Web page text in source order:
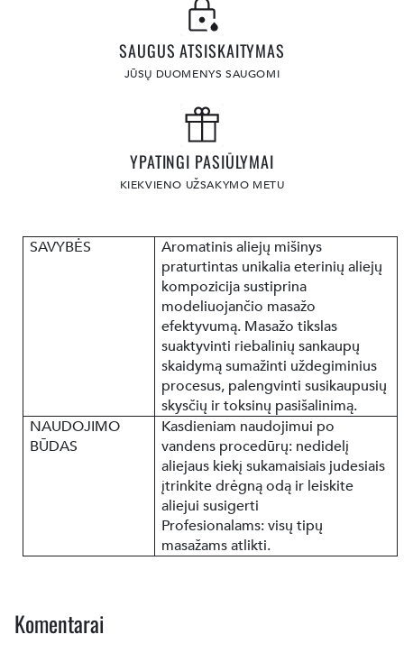
SAUGUS ATSISKAITYMAS
JŪSŲ DUOMENYS SAUGOMI
YPATINGI PASIŪLYMAI
KIEKVIENO UŽSAKYMO METU
SAVYBĖS
Aromatinis aliejų mišinys
praturtintas unikalia eterinių aliejų
kompozicija sustiprina
modeliuojančio masažo
efektyvumą. Masažo tikslas
suaktyvinti riebalinių sankaupų
skaidymą sumažinti uždegiminius
procesus, palengvinti susikaupusių
skysčių ir toksinų pasišalinimą.
NAUDOJIMO
BŪDAS
Kasdieniam naudojimui po
vandens procedūrų: nedidelį
aliejaus kiekį sukamaisiais judesiais
įtrinkite drėgną odą ir leiskite
aliejui susigerti
Profesionalams: visų tipų
masažams atlikti.
Komentarai